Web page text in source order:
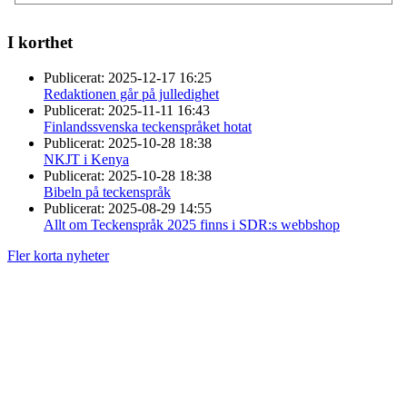
I korthet
Publicerat: 2025-12-17 16:25
Redaktionen går på julledighet
Publicerat: 2025-11-11 16:43
Finlandssvenska teckenspråket hotat
Publicerat: 2025-10-28 18:38
NKJT i Kenya
Publicerat: 2025-10-28 18:38
Bibeln på teckenspråk
Publicerat: 2025-08-29 14:55
Allt om Teckenspråk 2025 finns i SDR:s webbshop
Fler korta nyheter